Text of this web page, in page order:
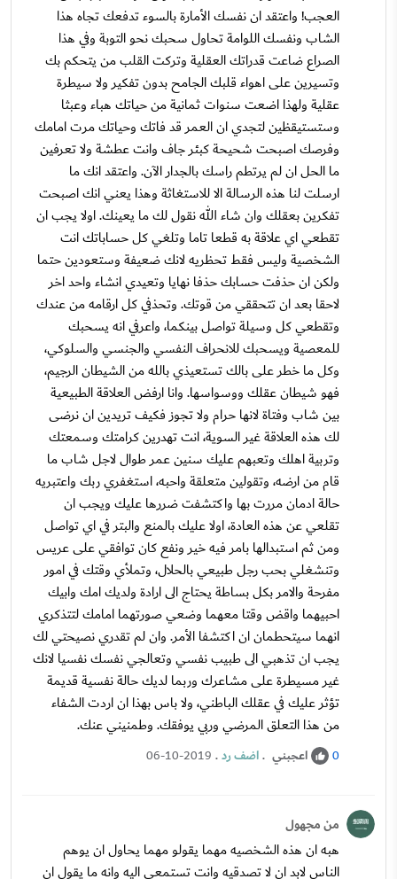
العجب! واعتقد ان نفسك الأمارة بالسوء تدفعك تجاه هذا
الشاب ونفسك اللوامة تحاول سحبك نحو التوبة وفي هذا
الصراع ضاعت قدراتك العقلية وتركت القلب من يتحكم بك
وتسيرين على اهواء قلبك الجامح بدون تفكير ولا سيطرة
عقلية ولهذا اضعت سنوات ثمانية من حياتك هباء وعبثا
وستستيقظين لتجدي ان العمر قد فاتك وحياتك مرت امامك
وفرصك اصبحت شحيحة كبئر جاف وانت عطشة ولا تعرفين
ما الحل ان لم يرتطم راسك بالجدار الآن. واعتقد انك ما
ارسلت لنا هذه الرسالة الا للاستغاثة وهذا يعني انك اصبحت
تفكرين بعقلك وان شاء الله نقول لك ما يعينك. اولا يجب ان
تقطعي اي علاقة به قطعا تاما وتلغي كل حساباتك انت
الشخصية وليس فقط تحظريه لانك ضعيفة وستعودين حتما
ولكن ان حذفت حسابك حذفا نهايا وتعيدي انشاء واحد اخر
لاحقا بعد ان تتحققي من قوتك. وتحذفي كل ارقامه من عندك
وتقطعي كل وسيلة تواصل بينكما، واعرفي انه يسحبك
للمعصية ويسحبك للانحراف النفسي والجنسي والسلوكي،
وكل ما خطر على بالك تستعيذي بالله من الشيطان الرجيم،
فهو شيطان عقلك ووسواسها. وانا ارفض العلاقة الطبيعية
بين شاب وفتاة لانها حرام ولا تجوز فكيف تريدين ان نرضى
لك هذه العلاقة غير السوية، انت تهدرين كرامتك وسمعتك
وتربية اهلك وتعبهم عليك سنين عمر طوال لاجل شاب ما
قام من ارضه، وتقولين متعلقة واحبه، استغفري ربك واعتبريه
حالة ادمان مررت بها واكتشفت ضررها عليك ويجب ان
تقلعي عن هذه العادة، اولا عليك بالمنع والبتر في اي تواصل
ومن ثم استبدالها بامر فيه خير ونفع كان توافقي على عريس
وتنشغلي بحب رجل طبيعي بالحلال، وتملأي وقتك في امور
مفرحة والامر بكل بساطة يحتاج الى ارادة ولديك امك وابيك
احبيهما واقض وقتا معهما وضعي صورتهما امامك لتتذكري
انهما سيتحطمان ان اكتشفا الأمر. وان لم تقدري نصيحتي لك
يجب ان تذهبي الى طبيب نفسي وتعالجي نفسك نفسيا لانك
غير مسيطرة على مشاعرك وربما لديك حالة نفسية قديمة
تؤثر عليك في عقلك الباطني، ولا باس بهذا ان اردت الشفاء
من هذا التعلق المرضي وربي يوفقك. وطمنيني عنك.
0 اعجبني .اضف رد.
06-10-2019
من مجهول
هبه ان هذه الشخصيه مهما يقولو مهما يحاول ان يوهم
الناس لابد ان لا تصدقيه وانت تستمعي اليه وانه ما يقول ان